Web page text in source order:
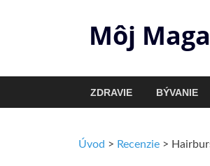
Môj
ZDRAVIE BÝVANIE
Úvod > Recenzie >